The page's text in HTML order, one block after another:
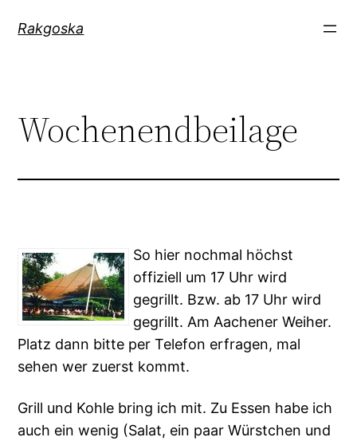
InhaltRakgoska
Wochenendbeilage
So hier nochmal höchst
offiziell um 17 Uhr wird
gegrillt. Bzw. ab 17 Uhr wird
gegrillt. Am Aachener Weiher.
Platz dann bitte per Telefon erfragen, mal
sehen wer zuerst kommt.
Grill und Kohle bring ich mit. Zu Essen habe ich
auch ein wenig (Salat, ein paar Würstchen und